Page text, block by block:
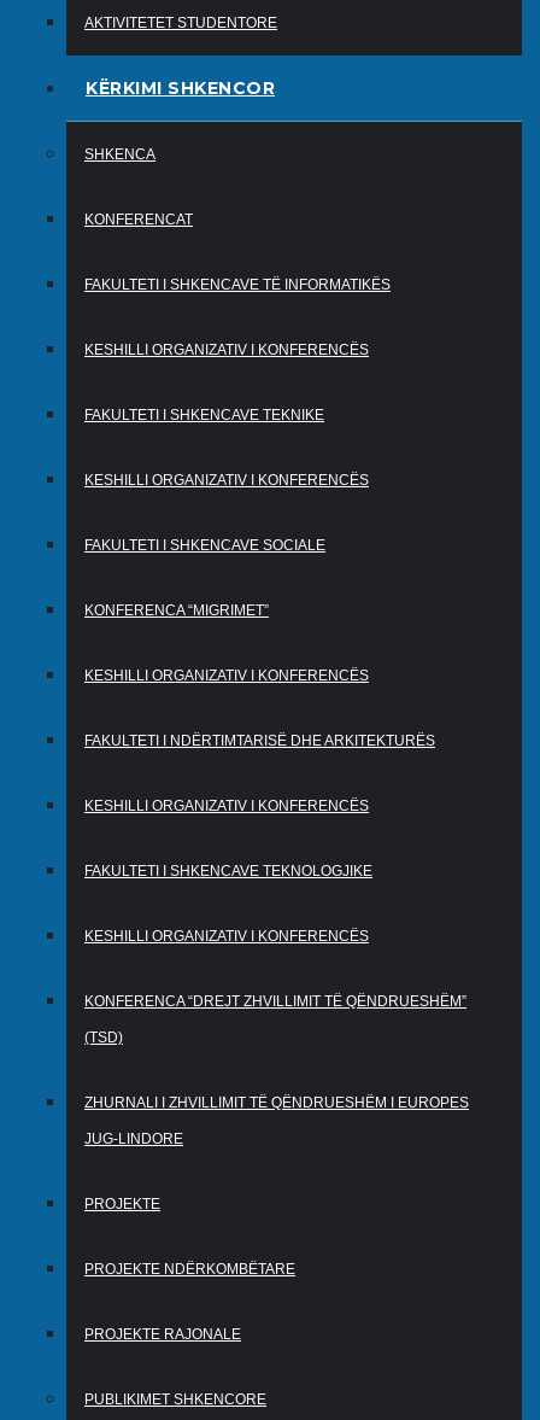
AKTIVITETET STUDENTORE
KËRKIMI SHKENCOR
SHKENCA
KONFERENCAT
FAKULTETI I SHKENCAVE TË INFORMATIKËS
KESHILLI ORGANIZATIV I KONFERENCËS
FAKULTETI I SHKENCAVE TEKNIKE
KESHILLI ORGANIZATIV I KONFERENCËS
FAKULTETI I SHKENCAVE SOCIALE
KONFERENCA “MIGRIMET”
KESHILLI ORGANIZATIV I KONFERENCËS
FAKULTETI I NDËRTIMTARISË DHE ARKITEKTURËS
KESHILLI ORGANIZATIV I KONFERENCËS
FAKULTETI I SHKENCAVE TEKNOLOGJIKE
KESHILLI ORGANIZATIV I KONFERENCËS
KONFERENCA “DREJT ZHVILLIMIT TË QËNDRUESHËM”
(TSD)
ZHURNALI I ZHVILLIMIT TË QËNDRUESHËM I EUROPES
JUG-LINDORE
PROJEKTE
PROJEKTE NDËRKOMBËTARE
PROJEKTE RAJONALE
PUBLIKIMET SHKENCORE